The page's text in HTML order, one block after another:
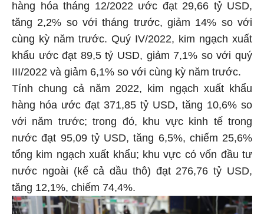
hàng hóa tháng 12/2022 ước đạt 29,66 tỷ USD,
tăng 2,2% so với tháng trước, giảm 14% so với
cùng kỳ năm trước. Quý IV/2022, kim ngạch xuất
khẩu ước đạt 89,5 tỷ USD, giảm 7,1% so với quý
III/2022 và giảm 6,1% so với cùng kỳ năm trước.
Tính chung cả năm 2022, kim ngạch xuất khẩu
hàng hóa ước đạt 371,85 tỷ USD, tăng 10,6% so
với năm trước; trong đó, khu vực kinh tế trong
nước đạt 95,09 tỷ USD, tăng 6,5%, chiếm 25,6%
tổng kim ngạch xuất khẩu; khu vực có vốn đầu tư
nước ngoài (kể cả dầu thô) đạt 276,76 tỷ USD,
tăng 12,1%, chiếm 74,4%.